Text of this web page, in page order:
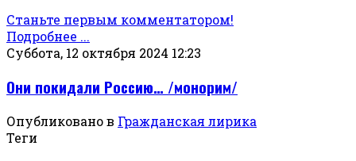
Станьте первым комментатором!
Подробнее ...
Суббота, 12 октября 2024 12:23
Они покидали Россию… /монорим/
Опубликовано в Гражданская лирика
Теги